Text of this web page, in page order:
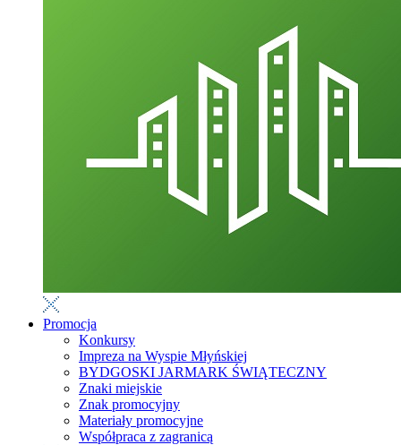
Promocja
Konkursy
Impreza na Wyspie Młyńskiej
BYDGOSKI JARMARK ŚWIĄTECZNY
Znaki miejskie
Znak promocyjny
Materiały promocyjne
Współpraca z zagranicą